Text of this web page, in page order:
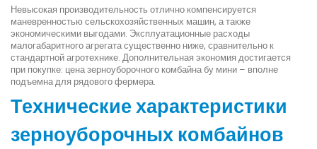
Невысокая производительность отлично компенсируется
маневренностью сельскохозяйственных машин, а также
экономическими выгодами. Эксплуатационные расходы
малогабаритного агрегата существенно ниже, сравнительно к
стандартной агротехнике. Дополнительная экономия достигается
при покупке: цена зерноуборочного комбайна бу мини – вполне
подъемна для рядового фермера.
Технические характеристики
зерноуборочных комбайнов